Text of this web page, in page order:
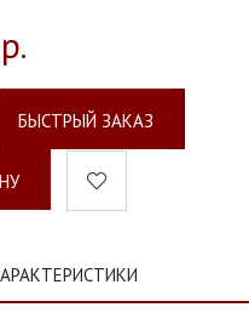
БЫСТРЫЙ ЗАКАЗ